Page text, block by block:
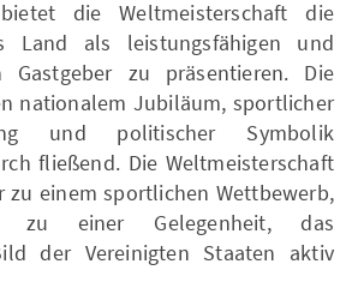
die Weltmeisterschaft die
Land als leistungsfähigen und
Gastgeber zu präsentieren. Die
nationalem Jubiläum, sportlicher
und politischer Symbolik
fließend. Die Weltmeisterschaft
einem sportlichen Wettbewerb,
zu einer Gelegenheit, das
der Vereinigten Staaten aktiv